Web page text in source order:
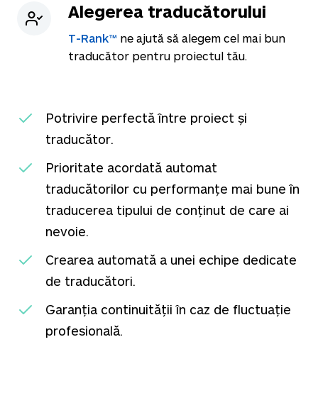
Alegerea traducătorului
T-Rank™ ne ajută să alegem cel mai bun
traducător pentru proiectul tău.
Potrivire perfectă între proiect și
traducător.
Prioritate acordată automat
traducătorilor cu performanțe mai bune în
traducerea tipului de conținut de care ai
nevoie.
Crearea automată a unei echipe dedicate
de traducători.
Garanția continuității în caz de fluctuație
profesională.